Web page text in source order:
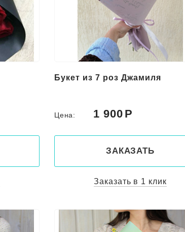
Букет из 7 роз Джамиля
Цена: 1 900
ЗАКАЗАТЬ
Заказать в 1 клик